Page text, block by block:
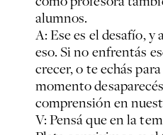
alumnos.
A: Ese es el desafío, y
eso. Si no enfrentás
crecer, o te echás
momento
comprensión en
V: Pensá que en la